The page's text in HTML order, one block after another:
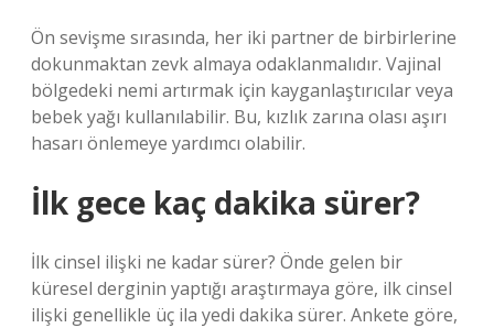
Ön sevişme sırasında, her iki partner de birbirlerine
dokunmaktan zevk almaya odaklanmalıdır. Vajinal
bölgedeki nemi artırmak için kayganlaştırıcılar veya
bebek yağı kullanılabilir. Bu, kızlık zarına olası aşırı
hasarı önlemeye yardımcı olabilir.
İlk gece kaç dakika sürer?
İlk cinsel ilişki ne kadar sürer? Önde gelen bir
küresel derginin yaptığı araştırmaya göre, ilk cinsel
ilişki genellikle üç ila yedi dakika sürer. Ankete göre,